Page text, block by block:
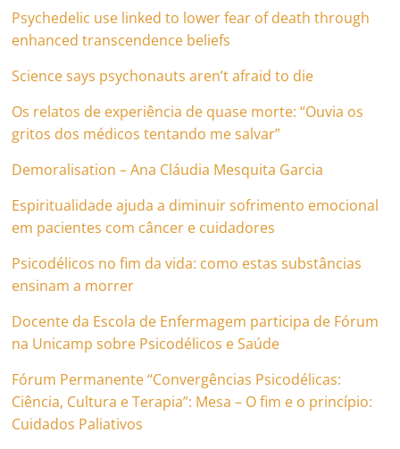
Psychedelic use linked to lower fear of death through
enhanced transcendence beliefs
Science says psychonauts aren’t afraid to die
Os relatos de experiência de quase morte: “Ouvia os
gritos dos médicos tentando me salvar”
Demoralisation – Ana Cláudia Mesquita Garcia
Espiritualidade ajuda a diminuir sofrimento emocional
em pacientes com câncer e cuidadores
Psicodélicos no fim da vida: como estas substâncias
ensinam a morrer
Docente da Escola de Enfermagem participa de Fórum
na Unicamp sobre Psicodélicos e Saúde
Fórum Permanente “Convergências Psicodélicas:
Ciência, Cultura e Terapia”: Mesa – O fim e o princípio:
Cuidados Paliativos